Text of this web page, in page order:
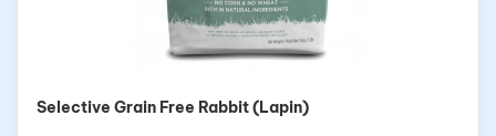
Selective Grain Free Rabbit (Lapin)